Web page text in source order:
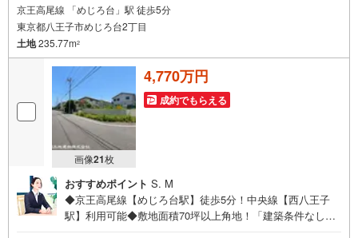
京王高尾線 「めじろ台」駅 徒歩5分
東京都八王子市めじろ台2丁目
土地235.77m2
画像21枚
4,770万円
成約でもらえる
おすすめポイント S. M
◆京王高尾線【めじろ台駅】徒歩5分！中央線【西八王子
駅】利用可能◆敷地面積70坪以上角地！「建築条件なし」